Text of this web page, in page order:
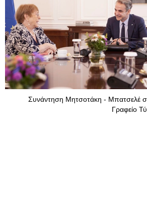
Συνάντηση Μητσοτάκη - Μπατσελέ
Γραφείο